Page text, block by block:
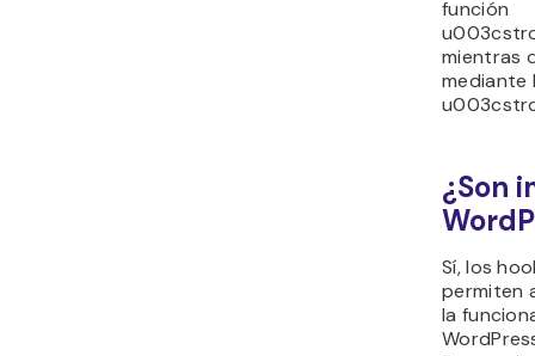
función
mientras
mediante
¿Son
Sí, los
permiten
la